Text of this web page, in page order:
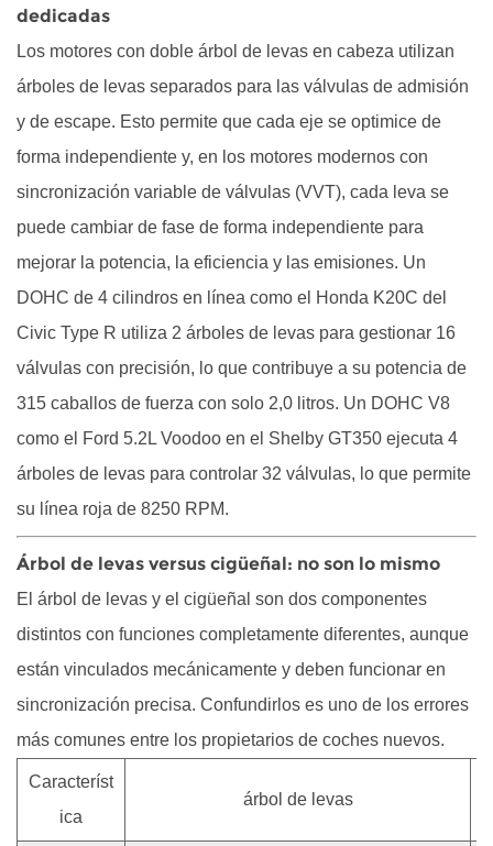
válvulas
3.2
Fallos
encendido
del
motor
y
ralentí
Mala
aceleración
y
pérdida
de
3.4
Luz
verificación
del
motor:
códigos
falla
específicos
de
dedicadas
Los motores con doble árbol de levas en cabeza utilizan
árboles de levas separados para las válvulas de admisión
y de escape. Esto permite que cada eje se optimice de
forma independiente y, en los motores modernos con
sincronización variable de válvulas (VVT), cada leva se
puede cambiar de fase de forma independiente para
mejorar la potencia, la eficiencia y las emisiones. Un
DOHC de 4 cilindros en línea como el Honda K20C del
Civic Type R utiliza 2 árboles de levas para gestionar 16
válvulas con precisión, lo que contribuye a su potencia de
315 caballos de fuerza con solo 2,0 litros. Un DOHC V8
como el Ford 5.2L Voodoo en el Shelby GT350 ejecuta 4
árboles de levas para controlar 32 válvulas, lo que permite
su línea roja de 8250 RPM.
Árbol de levas versus cigüeñal: no son lo mismo
El árbol de levas y el cigüeñal son dos componentes
distintos con funciones completamente diferentes, aunque
están vinculados mecánicamente y deben funcionar en
sincronización precisa. Confundirlos es uno de los errores
más comunes entre los propietarios de coches nuevos.
Característ
ica
árbol de levas